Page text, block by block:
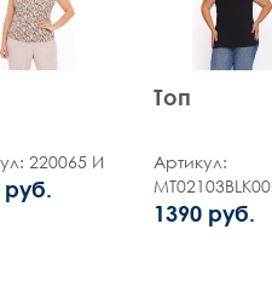
220065 И
руб.
Топ
Артикул:
MT02103BLK00
1390 руб.